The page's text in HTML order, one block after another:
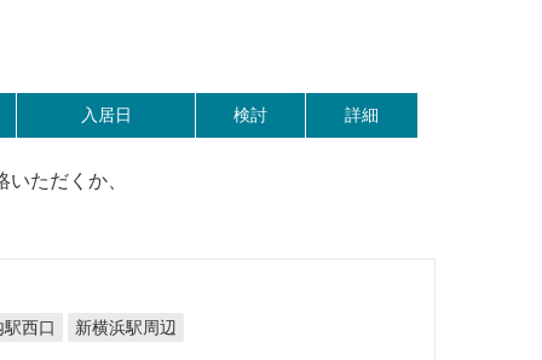
入居日 検討 詳細
ただくか、
駅西口 新横浜駅周辺